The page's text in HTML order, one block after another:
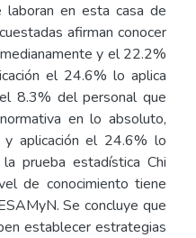
en esta casa de
afirman conocer
y el 22.2%
el 24.6% lo aplica
8.3% del personal que
en lo absoluto,
y aplicación el 24.6% lo
prueba estadística Chi
de conocimiento tiene
Se concluye que
establecer estrategias